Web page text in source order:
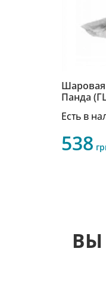
Панда
Есть в
538
ВЫ